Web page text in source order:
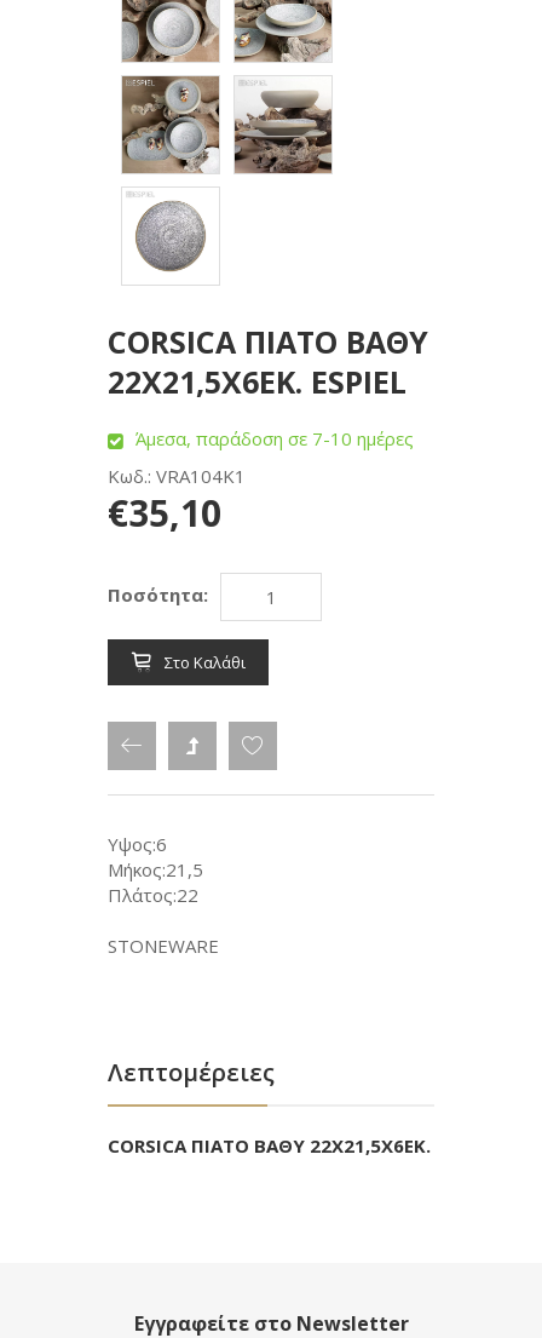
CORSICA ΠΙΑΤΟ ΒΑΘΥ
22Χ21,5Χ6ΕΚ. ESPIEL
Άμεσα, παράδοση σε 7-10 ημέρες
Κωδ.: VRA104K1
€35,10
Ποσότητα:
Στο Καλάθι
Υψος:6
Μήκος:21,5
Πλάτος:22
STONEWARE
Λεπτομέρειες
CORSICA ΠΙΑΤΟ ΒΑΘΥ 22Χ21,5Χ6ΕΚ.
Εγγραφείτε στο Newsletter